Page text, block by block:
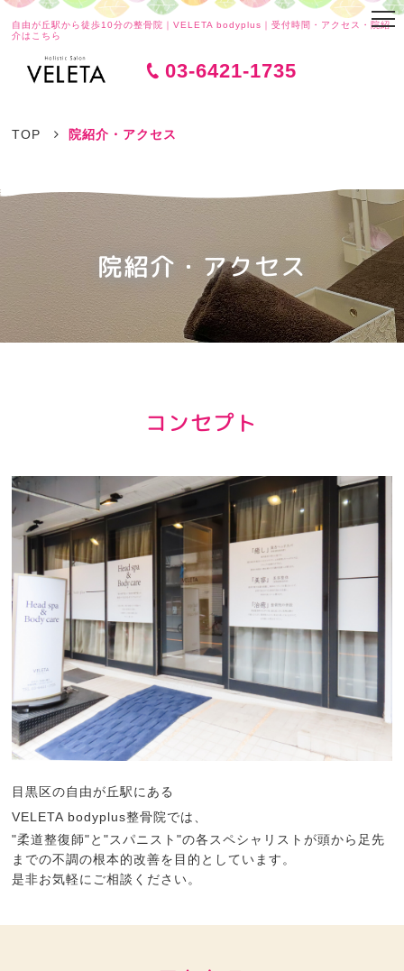
自由が丘駅から徒歩10分の整骨院｜VELETA bodyplus｜受付時間・アクセス・院紹
介はこちら
03-6421-1735
TOP 院紹介・アクセス
院紹介・アクセス
コンセプト
目黒区の自由が丘駅にある
VELETA bodyplus整骨院では、
"柔道整復師"と"スパニスト"の各スペシャリストが頭から足先
までの不調の根本的改善を目的としています。
是非お気軽にご相談ください。